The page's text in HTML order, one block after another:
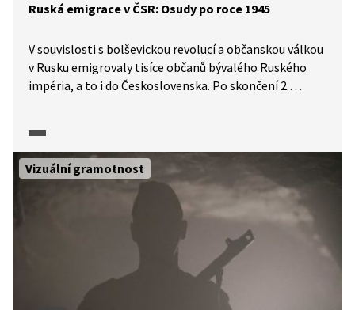
Ruská emigrace v ČSR: Osudy po roce 1945
V souvislosti s bolševickou revolucí a občanskou válkou
v Rusku emigrovaly tisíce občanů bývalého Ruského
impéria, a to i do Československa. Po skončení 2.
ruských emigrantů v Československu dozvíme
od historiků v pořadu Historie.cs.
Vizuální gramotnost